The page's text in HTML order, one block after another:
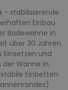
- stabilisierende
Einbau
Badewanne in
über 30 Jahren
und
der Wanne in
Einbetten